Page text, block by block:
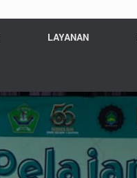
LAYANAN